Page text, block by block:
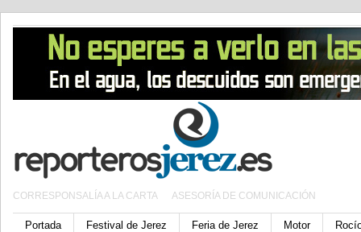
CORRESPONSALÍA A LA CARTA ASESORÍA DE COMUNICACIÓN
Portada Festival de Jerez Feria de Jerez Motor